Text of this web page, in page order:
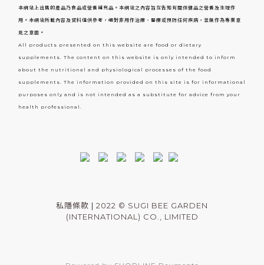
本網站上出售的產品乃食品或營養補充品。本網站之內容旨在告知有關保健品之營養及生理作
用。本網站所載內容及資料僅供參考，絕對非用作治療、醫療或預防任何疾病，並無作為專業意
見之意圖。
All products presented on this website are food or dietary
supplements. The content on this website is only intended to inform
about the nutritional and physiological processes of the food
supplements. The information provided on this site is for informational
purposes only and is not intended as a substitute for advice from your
health professional.
私隱條款 | 2022 © SUGI BEE GARDEN
(INTERNATIONAL) CO., LIMITED